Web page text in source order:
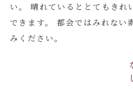
い。
晴れているととてもきれ
できます。
都会ではみれない
みください。